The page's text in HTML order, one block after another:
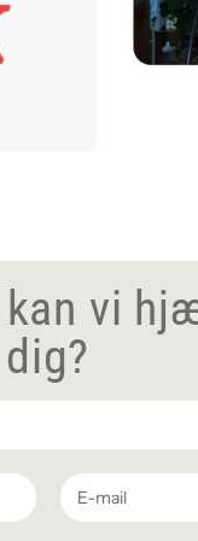
kan vi
dig?